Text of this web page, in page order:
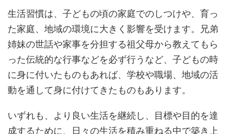
生活習慣は、子どもの頃の家庭でのしつけや、育っ
た家庭、地域の環境に大きく影響を受けます。兄弟
姉妹の世話や家事を分担する祖父母から教えてもら
った伝統的な行事などを必ず行うなど、子どもの時
に身に付いたものもあれば、学校や職場、地域の活
動を通して身に付けてきたものもあります。
いずれも、より良い生活を継続し、目標や目的を達
成するために、日々の生活を積み重ねる中で築き上